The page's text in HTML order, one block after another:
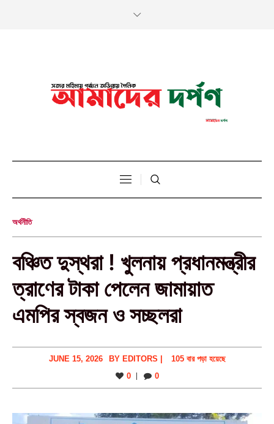
অর্থনীতি
বঞ্চিত দুস্থরা ! খুলনায় প্রধানমন্ত্রীর
ত্রাণের টাকা পেলেন জামায়াত
এমপির স্বজন ও সচ্ছলরা
JUNE 15, 2026 BY EDITORS |
105 বার পড়া হয়েছে
0
0